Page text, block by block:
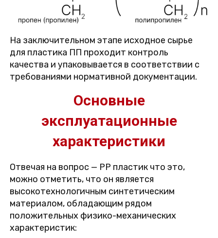
На заключительном этапе исходное сырье
для пластика ПП проходит контроль
качества и упаковывается в соответствии с
требованиями нормативной документации.
Основные
эксплуатационные
характеристики
Отвечая на вопрос — PP пластик что это,
можно отметить, что он является
высокотехнологичным синтетическим
материалом, обладающим рядом
положительных физико-механических
характеристик: